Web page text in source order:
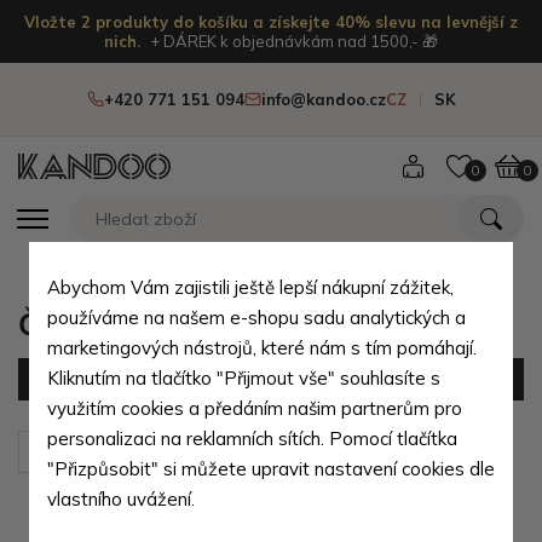
Vložte 2 produkty do košíku a získejte 40% slevu na levnější z
nich.
+ DÁREK k objednávkám nad 1500,- 🎁
+420 771 151 094 info@kandoo.czCZ SK
0 0
Červené dámské peněženky
Filtr (72 produktů)
Seřadit podle: Výchozí
Abychom Vám zajistili ještě lepší nákupní zážitek,
používáme na našem e-shopu sadu analytických a
marketingových nástrojů, které nám s tím pomáhají.
Kliknutím na tlačítko "Přijmout vše" souhlasíte s
využitím cookies a předáním našim partnerům pro
personalizaci na reklamních sítích. Pomocí tlačítka
"Přizpůsobit" si můžete upravit nastavení cookies dle
vlastního uvážení.